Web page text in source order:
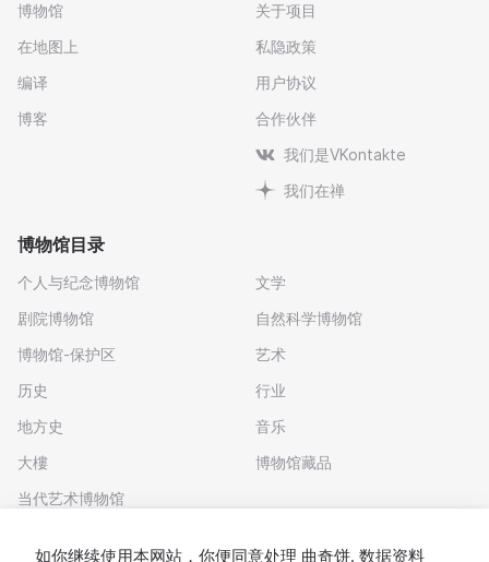
博物馆
在地图上
编译
博客
关于项目
私隐政策
用户协议
合作伙伴
我们是VKontakte
我们在禅
博物馆目录
个人与纪念博物馆
剧院博物馆
博物馆-保护区
历史
地方史
大樓
当代艺术博物馆
文学
自然科学博物馆
艺术
行业
音乐
博物馆藏品
如你继续使用本网站，你便同意处理 曲奇饼. 数据资料